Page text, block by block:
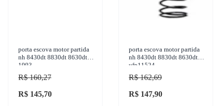
porta escova motor partida
nh 8430dt 8830dt 8630dt
1993...
R$ 160,27
R$ 145,70
porta escova motor partida
nh 8430dt 8830dt 8630dt
ufp11524
R$ 162,69
R$ 147,90